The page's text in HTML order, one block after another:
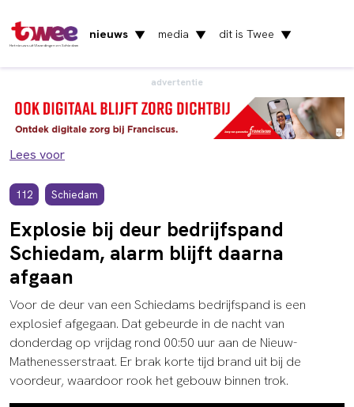
Het nieuws uit Vlaardingen en Schiedam
nieuws ▼ media ▼ dit is Twee ▼
advertentie
Lees voor
112 Schiedam
Explosie bij deur bedrijfspand
Schiedam, alarm blijft daarna
afgaan
Voor de deur van een Schiedams bedrijfspand is een
explosief afgegaan. Dat gebeurde in de nacht van
donderdag op vrijdag rond 00:50 uur aan de Nieuw-
Mathenesserstraat. Er brak korte tijd brand uit bij de
voordeur, waardoor rook het gebouw binnen trok.